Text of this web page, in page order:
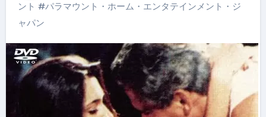
ント #パラマウント・ホーム・エンタテインメント・ジ
ャパン